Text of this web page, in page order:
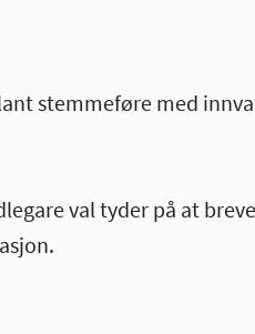
stemmeføre med
val tyder på at